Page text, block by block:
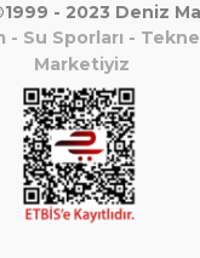
- 2023 Deniz
- Su Sporları -
Marketiyiz